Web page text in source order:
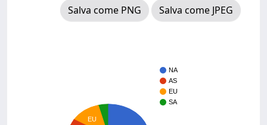
Salva come PNG
Salva come JPEG
NA
AS
EU
SA
EU